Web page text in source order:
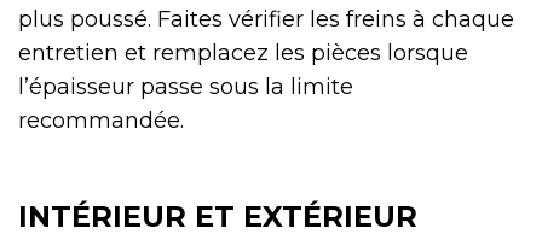
plus poussé. Faites vérifier les freins à chaque
entretien et remplacez les pièces lorsque
l’épaisseur passe sous la limite
recommandée.
INTÉRIEUR ET EXTÉRIEUR